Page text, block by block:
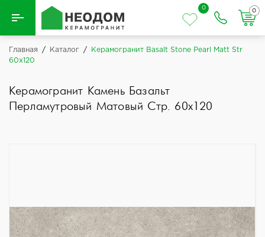
Назад
0
0
Главная / Каталог /
Керамогранит Basalt Stone Pearl Matt Str
60x120
Керамогранит Камень Базальт
Перламутровый Матовый Стр. 60x120